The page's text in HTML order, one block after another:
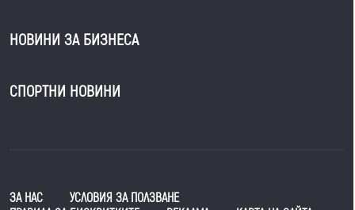
НОВИНИ ЗА БИЗНЕСА
СПОРТНИ НОВИНИ
ЗА НАС
УСЛОВИЯ ЗА ПОЛЗВАНЕ